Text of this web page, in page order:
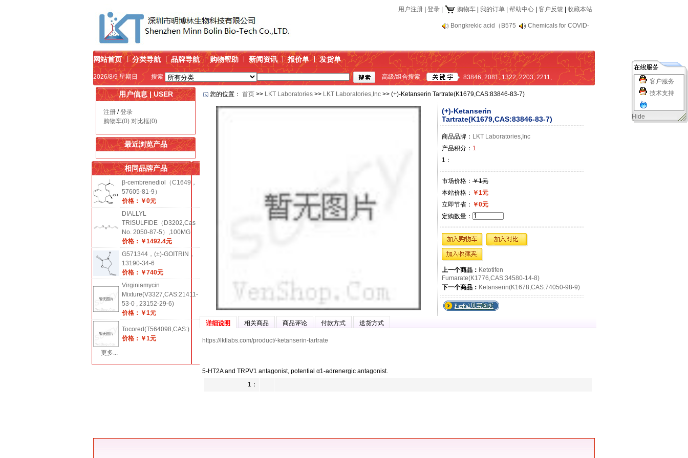
用户注册 登录 购物车 我的订单 帮助中心 客户反馈 收藏本站
Bongkrekic acid（B575 Chemicals for COVID-
网站首页 分类导航 品牌导航 购物帮助 新闻资讯 报价单 发货单
2026/8/9 星期日 搜索 高级/组合搜索 83846, 2081,1322,2203,2211,
客户服务
技术支持
Hide
用户信息 | USER
注册 /登录
购物车(0) 对比框(0)
最近浏览产品
相同品牌产品
β-cembrenediol（C1649，
57605-81-9）
价格：￥0元
DIALLYL
TRISULFIDE（D3202,Cas
No. 2050-87-5）,100MG
价格：￥1492.4元
G571344，(±)-GOITRIN，
13190-34-6
价格：￥740元
Virginiamycin
Mixture(V3327,CAS:21411-
53-0 , 23152-29-6)
价格：￥1元
Tocored(T564098,CAS:)
价格：￥1元
更多...
您的位置： 首页 >> LKT Laboratories >> LKT Laboratories,Inc >> (+)-Ketanserin Tartrate(K1679,CAS:83846-83-7)
(+)-Ketanserin
Tartrate(K1679,CAS:83846-83-7)
商品品牌： LKT Laboratories,Inc
产品积分： 1
1：
市场价格： ￥1元
本站价格： ￥1元
立即节省： ￥0元
定购数量：
上一个商品： Ketotifen
Fumarate(K1776,CAS:34580-14-8)
下一个商品： Ketanserin(K1678,CAS:74050-98-9)
详细说明 相关商品 商品评论 付款方式 送货方式
https://lktlabs.com/product/-ketanserin-tartrate
5-HT2A and TRPV1 antagonist, potential α1-adrenergic antagonist.
1：